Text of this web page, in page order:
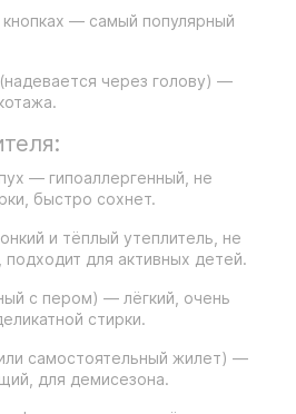
— самый популярный
через голову) —
— гипоаллергенный, не
быстро сохнет.
и тёплый утеплитель, не
для активных детей.
с пером) — лёгкий, очень
стирки.
самостоятельный жилет) —
для демисезона.